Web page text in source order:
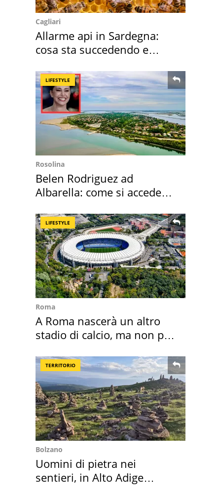
Cagliari
Allarme api in Sardegna:
cosa sta succedendo e
LIFESTYLE
Rosolina
Belen Rodriguez ad
Albarella: come si accede
LIFESTYLE
Roma
A Roma nascerà un altro
stadio di calcio, ma non per
TERRITORIO
Bolzano
Uomini di pietra nei
sentieri, in Alto Adige